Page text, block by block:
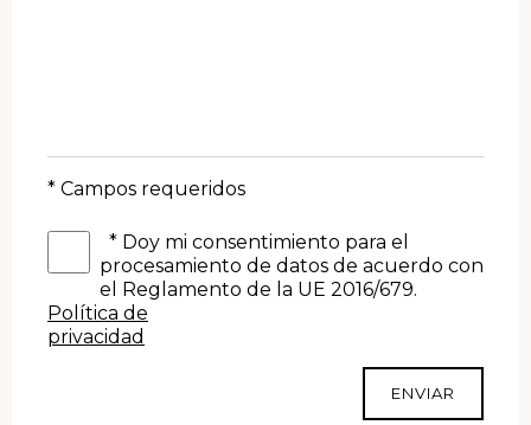
* Campos requeridos
* Doy mi consentimiento para el
procesamiento de datos de acuerdo con
el Reglamento de la UE 2016/679.
Política de
privacidad
ENVIAR